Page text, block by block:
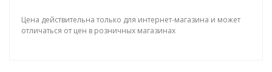
Цена действительна только для интернет-магазина и может
отличаться от цен в розничных магазинах